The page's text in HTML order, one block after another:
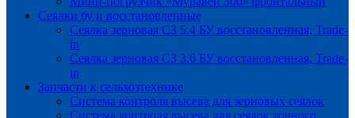
Сеялки бу и восстановленные
Сеялка зерновая СЗ 5.4 БУ восстановленная, Trade-
in
Сеялка зерновая СЗ 3.6 БУ восстановленная, Trade-
in
Запчасти к сельхозтехнике
Система контроля высева для зерновых сеялок
Система контроля высева для сеялок точного